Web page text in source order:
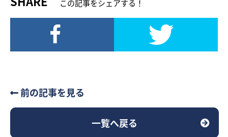
この記事をシェアする！
前の記事を見る
一覧へ戻る